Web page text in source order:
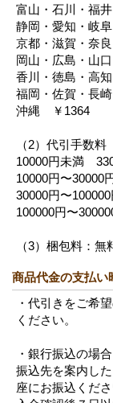
富山・石川・福
静岡・愛知・岐
京都・滋賀・奈
岡山・広島・山
香川・徳島・高
福岡・佐賀・長
沖縄 ￥1364
（2）代引手数料
10000円未満
10000円〜
30000円〜
100000円〜
（3）梱包料：無
商品代金の支払い
・代引きをご希
ください。
・銀行振込の場合
振込先を案内し
座にお振込くださ